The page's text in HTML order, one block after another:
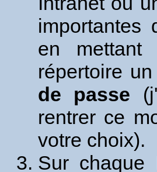
importantes
en
répertoire
de passe
rentrer ce
votre choix).
Sur chaque